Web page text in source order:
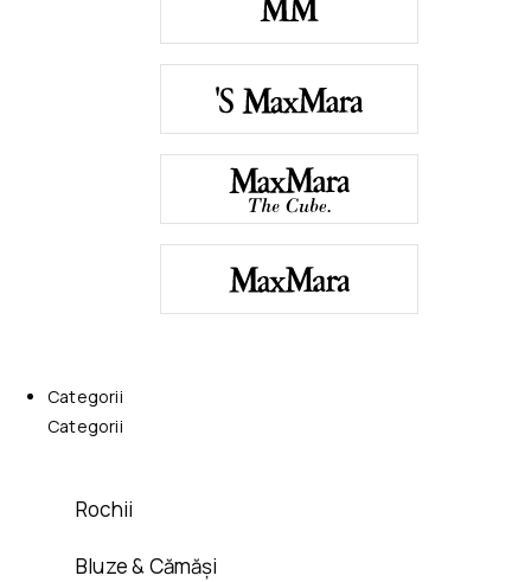
Categorii
Categorii
Rochii
Bluze & Cămăși